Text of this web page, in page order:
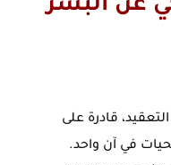
عن البشر
قادرة على
في آن واحد.